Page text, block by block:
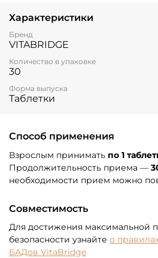
Характеристики
Бренд
VITABRIDGE
Количество в упаковке
30
Форма выпуска
Таблетки
Способ применения
Взрослым принимать по 1
Продолжительность приема —
необходимости прием можно
Совместимость
Для достижения максимальной
безопасности узнайте о
БАДов VitaBridge